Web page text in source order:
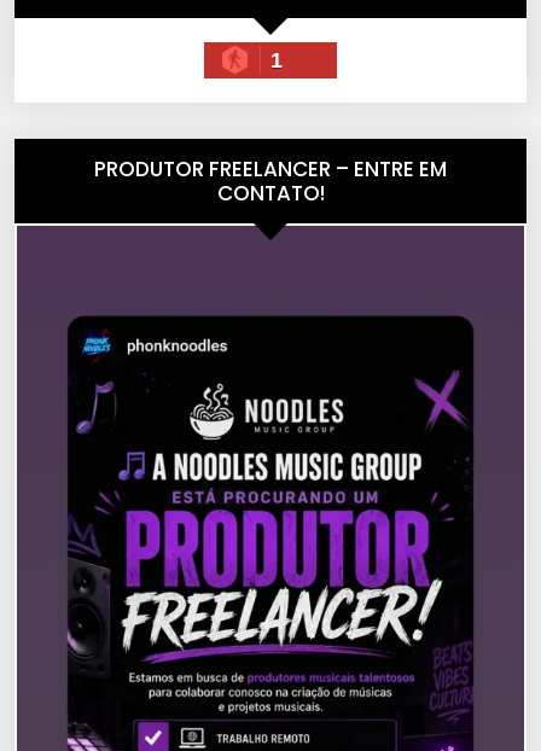
1
PRODUTOR FREELANCER – ENTRE EM
CONTATO!